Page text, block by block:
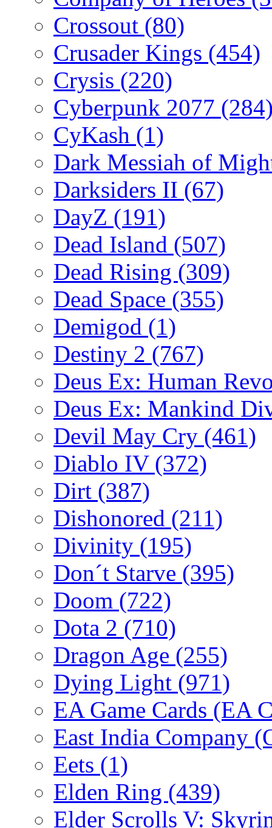
Crossout (80)
Crusader Kings (454)
Crysis (220)
Cyberpunk 2077
CyKash (1)
Dark Messiah of
Darksiders II (67)
DayZ (191)
Dead Island (507)
Dead Rising (309)
Dead Space (355)
Demigod (1)
Destiny 2 (767)
Deus Ex: Human
Deus Ex: Mankind
Devil May Cry (461)
Diablo IV (372)
Dirt (387)
Dishonored (211)
Divinity (195)
Don´t Starve (395)
Doom (722)
Dota 2 (710)
Dragon Age (255)
Dying Light (971)
EA Game Cards (EA
East India Company
Eets (1)
Elden Ring (439)
Elder Scrolls V: